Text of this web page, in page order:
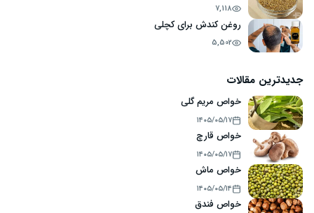
7,118
روغن کندش برای کچلی
5,502
جدیدترین مقالات
خواص مریم گلی
۱۴۰۵/۰۵/۱۷
خواص قارچ
۱۴۰۵/۰۵/۱۷
خواص ماش
۱۴۰۵/۰۵/۱۴
خواص فندق